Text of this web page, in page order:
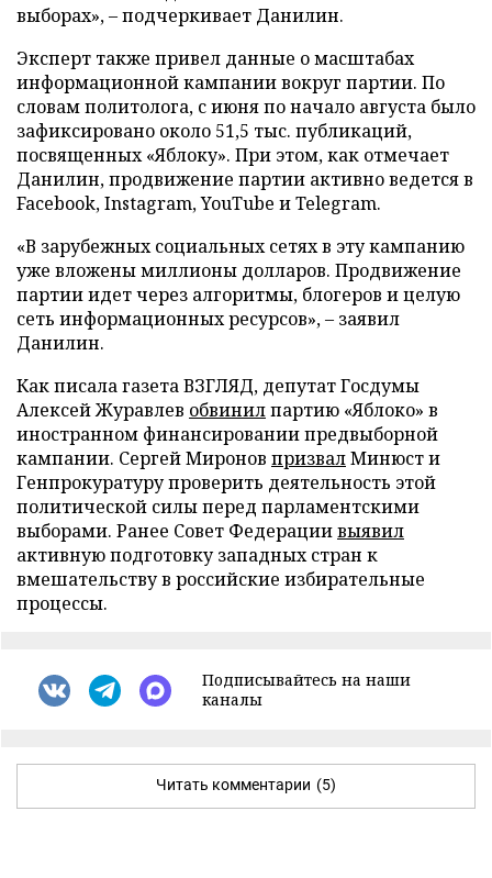
выборах», – подчеркивает Данилин.
Эксперт также привел данные о масштабах
информационной кампании вокруг партии. По
словам политолога, с июня по начало августа было
зафиксировано около 51,5 тыс. публикаций,
посвященных «Яблоку». При этом, как отмечает
Данилин, продвижение партии активно ведется в
Facebook, Instagram, YouTube и Telegram.
«В зарубежных социальных сетях в эту кампанию
уже вложены миллионы долларов. Продвижение
партии идет через алгоритмы, блогеров и целую
сеть информационных ресурсов», – заявил
Данилин.
Как писала газета ВЗГЛЯД, депутат Госдумы
Алексей Журавлев обвинилпартию «Яблоко» в
иностранном финансировании предвыборной
кампании. Сергей Миронов призвалМинюст и
Генпрокуратуру проверить деятельность этой
политической силы перед парламентскими
выборами. Ранее Совет Федерациивыявил
активную подготовку западных стран к
вмешательству в российские избирательные
процессы.
Подписывайтесь на наши
каналы
Читать комментарии (5)